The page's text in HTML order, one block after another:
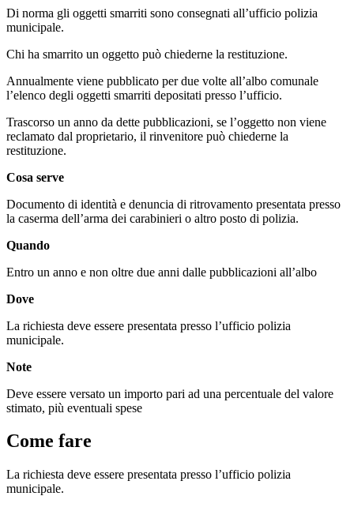
Di norma gli oggetti smarriti sono consegnati all’ufficio polizia
municipale.
Chi ha smarrito un oggetto può chiederne la restituzione.
Annualmente viene pubblicato per due volte all’albo comunale
l’elenco degli oggetti smarriti depositati presso l’ufficio.
Trascorso un anno da dette pubblicazioni, se l’oggetto non viene
reclamato dal proprietario, il rinvenitore può chiederne la
restituzione.
Cosa serve
Documento di identità e denuncia di ritrovamento presentata presso
la caserma dell’arma dei carabinieri o altro posto di polizia.
Quando
Entro un anno e non oltre due anni dalle pubblicazioni all’albo
Dove
La richiesta deve essere presentata presso l’ufficio polizia
municipale.
Note
Deve essere versato un importo pari ad una percentuale del valore
stimato, più eventuali spese
Come fare
La richiesta deve essere presentata presso l’ufficio polizia
municipale.